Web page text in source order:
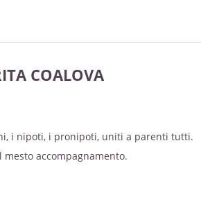
CRISTINA, GIORGIA, MICHELA,
L’ASSOCIAZIONE “CASA U.G.I” –
COALOVA
i nipoti, i pronipoti, uniti a parenti tutti.
accompagnamento.